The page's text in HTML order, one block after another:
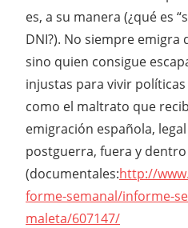
es, a su manera (¿qué es
DNI?). No siempre
sino quien consigue
injustas para vivir
como el maltrato que
emigración española,
postguerra, fuera y dentro
(documentales:http://
forme-semanal/informe-
maleta/607147/